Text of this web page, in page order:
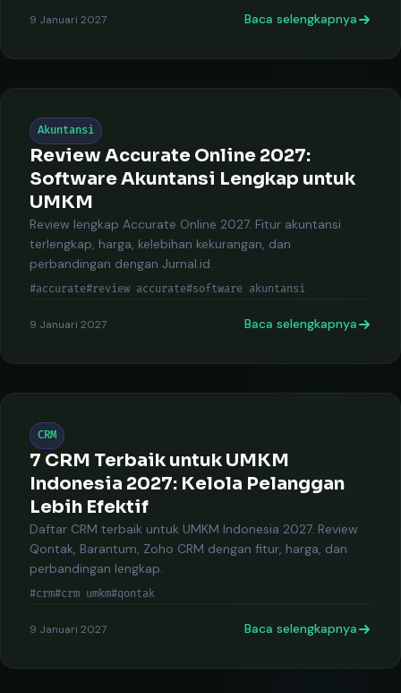
9 Januari 2027 Baca selengkapnya
Akuntansi
Review Accurate Online 2027:
Software Akuntansi Lengkap untuk
UMKM
Review lengkap Accurate Online 2027. Fitur akuntansi
terlengkap, harga, kelebihan kekurangan, dan
perbandingan dengan Jurnal.id.
#accurate#review accurate#software akuntansi
9 Januari 2027 Baca selengkapnya
CRM
7 CRM Terbaik untuk UMKM
Indonesia 2027: Kelola Pelanggan
Lebih Efektif
Daftar CRM terbaik untuk UMKM Indonesia 2027. Review
Qontak, Barantum, Zoho CRM dengan fitur, harga, dan
perbandingan lengkap.
#crm#crm umkm#qontak
9 Januari 2027 Baca selengkapnya